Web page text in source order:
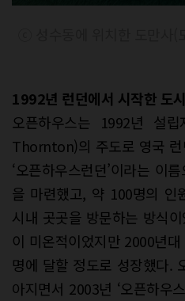
1992년 런던에서 시작한 도
오픈하우스는 1992년 설
Thornton)의 주도로 영국
‘오픈하우스런던’이라는 이
을 마련했고, 약 100명의 인
시내 곳곳을 방문하는 방식
이 미온적이었지만 2000년
명에 달할 정도로 성장했다.
아지면서 2003년 ‘오픈하우